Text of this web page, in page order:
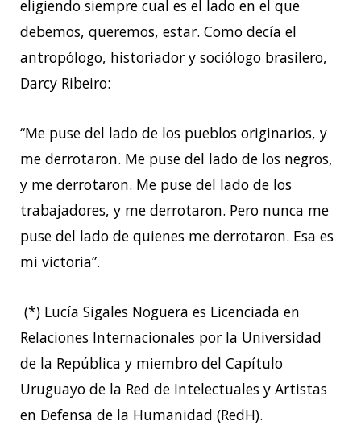
eligiendo siempre cual es el lado en el que
debemos, queremos, estar. Como decía el
antropólogo, historiador y sociólogo brasilero,
Darcy Ribeiro:
“Me puse del lado de los pueblos originarios, y
me derrotaron. Me puse del lado de los negros,
y me derrotaron. Me puse del lado de los
trabajadores, y me derrotaron. Pero nunca me
puse del lado de quienes me derrotaron. Esa es
mi victoria”.
(*) Lucía Sigales Noguera es Licenciada en
Relaciones Internacionales por la Universidad
de la República y miembro del Capítulo
Uruguayo de la Red de Intelectuales y Artistas
en Defensa de la Humanidad (RedH).